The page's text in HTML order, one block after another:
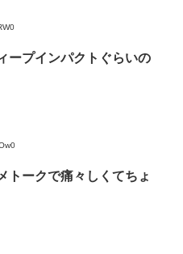
ープインパクトぐらいの
トークで痛々しくてちょ